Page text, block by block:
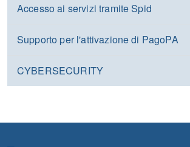
Accesso ai servizi tramite Spid
Supporto per l'attivazione di PagoPA
CYBERSECURITY